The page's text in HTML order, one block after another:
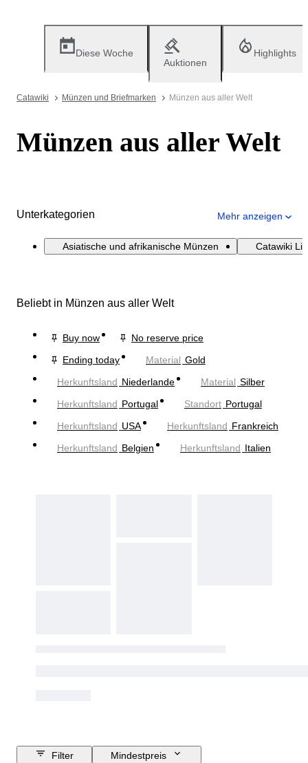
Diese Woche
Auktionen
Highlights
Catawiki Münzen und Briefmarken Münzen aus aller Welt
Münzen aus aller Welt
Unterkategorien Mehr anzeigen
Asiatische und afrikanische Münzen Catawiki
Beliebt in Münzen aus aller Welt
Buy now
No reserve price
Ending today
Material Gold
Herkunftsland Niederlande Material Silber
Herkunftsland Portugal Standort Portugal
Herkunftsland USA Herkunftsland Frankreich
Herkunftsland Belgien Herkunftsland Italien
Filter
Mindestpreis